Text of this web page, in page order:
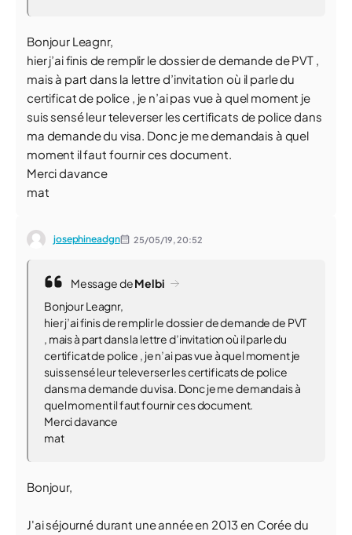
Bonjour Leagnr,
hier j’ai finis de remplir le dossier de demande de PVT ,
mais à part dans la lettre d’invitation où il parle du
certificat de police , je n’ai pas vue à quel moment je
suis sensé leur televerser les certificats de police dans
ma demande du visa. Donc je me demandais à quel
moment il faut fournir ces document.
Merci davance
mat
josephineadgn 25/05/19,20:52
Message deMelbi
Bonjour Leagnr,
hier j’ai finis de remplir le dossier de demande de PVT
, mais à part dans la lettre d’invitation où il parle du
certificat de police , je n’ai pas vue à quel moment je
suis sensé leur televerser les certificats de police
dans ma demande du visa. Donc je me demandais à
quel moment il faut fournir ces document.
Merci davance
mat
Bonjour,
J'ai séjourné durant une année en 2013 en Corée du